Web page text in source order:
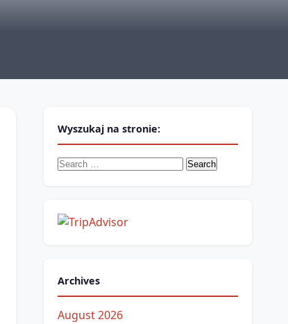
Wyszukaj na stronie:
Search
Archives
August 2026